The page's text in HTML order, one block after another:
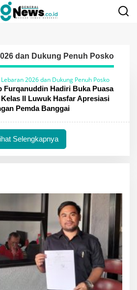
dan Dukung Penuh Posko
2026 dan Dukung Penuh Posko
Furqanuddin Hadiri Buka Puasa
Kelas II Luwuk Hasfar Apresiasi
Pemda Banggai
Selengkapnya